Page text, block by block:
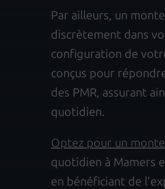
Par ailleurs, un
discrètement dans
configuration de
conçus pour
des PMR, assurant
quotidien.
Optez pour un
quotidien à Mamers
en bénéficiant de